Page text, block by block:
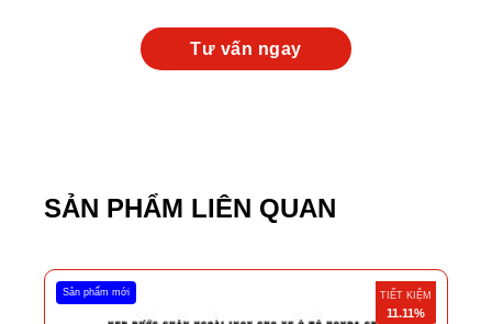
SẢN PHẨM LIÊN QUAN
Sản phẩm mới TIẾT KIỆM
11.11%